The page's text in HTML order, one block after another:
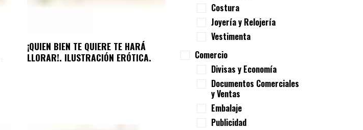
¡QUIEN BIEN TE QUIERE TE HARÁ
LLORAR!. ILUSTRACIÓN ERÓTICA.
Costura
Joyería y Relojería
Vestimenta
Comercio
Divisas y Economía
Documentos Comerciales
y Ventas
Embalaje
Publicidad